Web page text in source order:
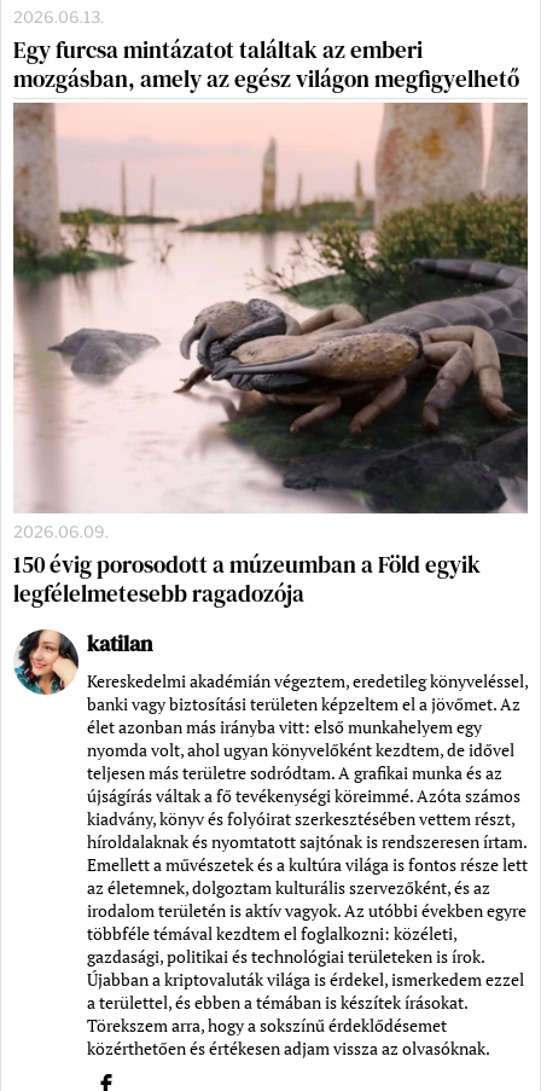
2026.06.13.
Egy furcsa mintázatot találtak az emberi
mozgásban, amely az egész világon megfigyelhető
2026.06.09.
150 évig porosodott a múzeumban a Föld egyik
legfélelmetesebb ragadozója
katilan
Kereskedelmi akadémián végeztem, eredetileg könyveléssel,
banki vagy biztosítási területen képzeltem el a jövőmet. Az
élet azonban más irányba vitt: első munkahelyem egy
nyomda volt, ahol ugyan könyvelőként kezdtem, de idővel
teljesen más területre sodródtam. A grafikai munka és az
újságírás váltak a fő tevékenységi köreimmé. Azóta számos
kiadvány, könyv és folyóirat szerkesztésében vettem részt,
híroldalaknak és nyomtatott sajtónak is rendszeresen írtam.
Emellett a művészetek és a kultúra világa is fontos része lett
az életemnek, dolgoztam kulturális szervezőként, és az
irodalom területén is aktív vagyok. Az utóbbi években egyre
többféle témával kezdtem el foglalkozni: közéleti,
gazdasági, politikai és technológiai területeken is írok.
Újabban a kriptovaluták világa is érdekel, ismerkedem ezzel
a területtel, és ebben a témában is készítek írásokat.
Törekszem arra, hogy a sokszínű érdeklődésemet
közérthetően és értékesen adjam vissza az olvasóknak.